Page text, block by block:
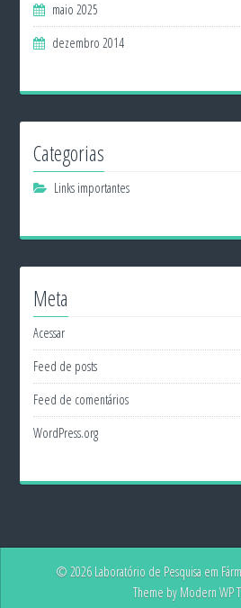
maio 2025
dezembro 2014
Categorias
Links importantes
Meta
Acessar
Feed de posts
Feed de comentários
WordPress.org
© 2026 Laboratório de Pesquisa em
Theme by Modern WP